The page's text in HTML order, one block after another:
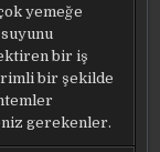
yemeğe
bir iş
bir şekilde
gerekenler.